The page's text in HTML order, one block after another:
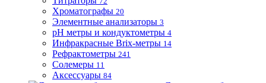
Хроматографы 20
Элементные анализаторы 3
pH метры и кондуктометры 4
Инфракрасные Brix-метры 14
Рефрактометры 241
Солемеры 11
Аксессуары 84